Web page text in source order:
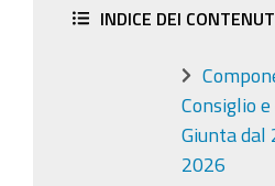
INDICE DEI
Consiglio
Giunta dal
2026